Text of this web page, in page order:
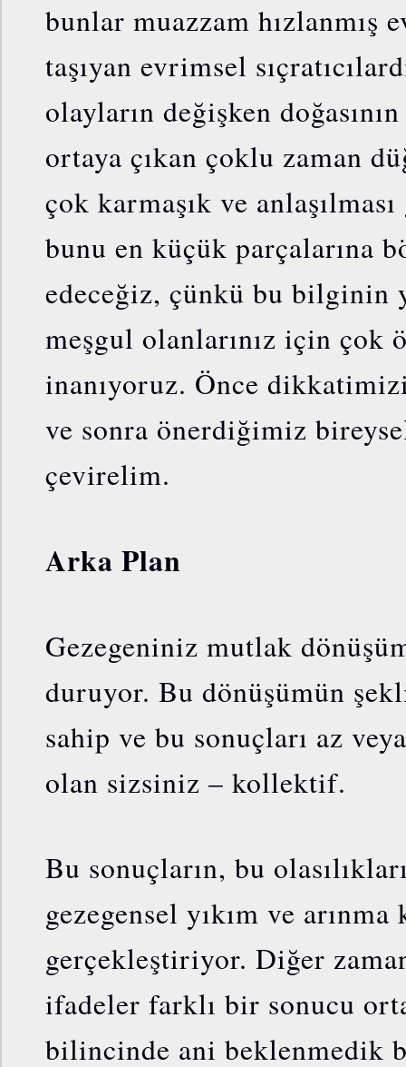
bunlar muazzam hızlanmış
taşıyan evrimsel
olayların değişken
ortaya çıkan çoklu zaman
çok karmaşık ve
bunu en küçük parçalarına
edeceğiz, çünkü bu bilginin
meşgul olanlarınız için çok
inanıyoruz. Önce
ve sonra önerdiğimiz
çevirelim.
Arka Plan
Gezegeniniz mutlak
duruyor. Bu dönüşümün
sahip ve bu sonuçları az
olan sizsiniz – kollektif.
Bu sonuçların, bu
gezegensel yıkım ve
gerçekleştiriyor. Diğer
ifadeler farklı bir sonucu
bilincinde ani beklenmedik